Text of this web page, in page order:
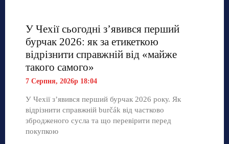
У Чехії сьогодні з’явився перший
бурчак 2026: як за етикеткою
відрізнити справжній від «майже
такого самого»
7 Серпня, 2026р 18:04
У Чехії з’явився перший бурчак 2026 року. Як
відрізнити справжній burčák від частково
збродженого сусла та що перевірити перед
покупкою